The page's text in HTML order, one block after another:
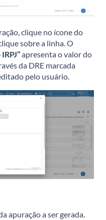
clique no ícone do
sobre a linha. O
apresenta o valor do
da DRE marcada
pelo usuário.
apuração a ser gerada.